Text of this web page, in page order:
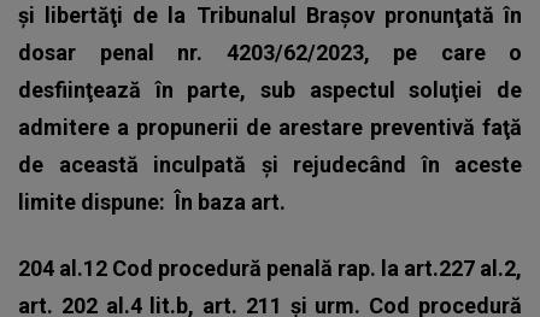
şi libertăţi de la Tribunalul Braşov pronunţată în
dosar penal nr. 4203/62/2023, pe care o
desfiinţează în parte, sub aspectul soluţiei de
admitere a propunerii de arestare preventivă faţă
de această inculpată şi rejudecând în aceste
limite dispune: În baza art.
204 al.12 Cod procedură penală rap. la art.227 al.2,
art. 202 al.4 lit.b, art. 211 şi urm. Cod procedură